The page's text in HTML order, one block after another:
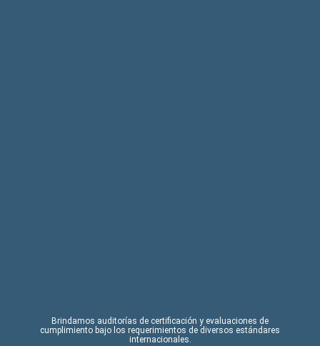
Brindamos auditorías de certificación y evaluaciones de
cumplimiento bajo los requerimientos de diversos estándares
internacionales.